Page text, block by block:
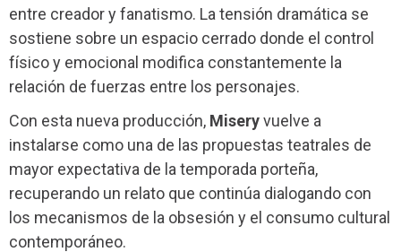
entre creador y fanatismo. La tensión dramática se
sostiene sobre un espacio cerrado donde el control
físico y emocional modifica constantemente la
relación de fuerzas entre los personajes.
Con esta nueva producción, Miseryvuelve a
instalarse como una de las propuestas teatrales de
mayor expectativa de la temporada porteña,
recuperando un relato que continúa dialogando con
los mecanismos de la obsesión y el consumo cultural
contemporáneo.